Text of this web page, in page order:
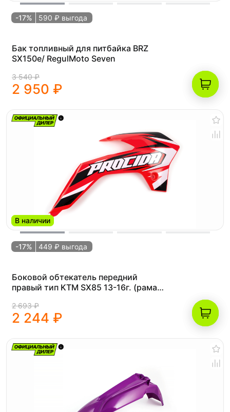
-17% 590 ₽ выгода
Бак топливный для питбайка BRZ
SX150e/ RegulMoto Seven
3 540 ₽
2 950 ₽
В наличии
-17% 449 ₽ выгода
Боковой обтекатель передний
правый тип KTM SX85 13-16г. (рама
2 693 ₽
2 244 ₽